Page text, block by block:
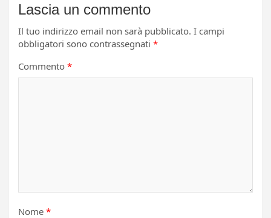
Lascia un commento
Il tuo indirizzo email non sarà pubblicato. I campi
obbligatori sono contrassegnati *
Commento *
Nome *